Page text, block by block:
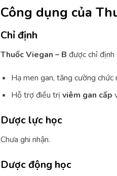
Công dụng của
Chỉ định
Thuốc Viegan – B được chỉ
Hạ men gan, tăng cường chức
Hỗ trợ điều trị viêm gan cấp
Dược lực học
Chưa ghi nhận.
Dược động học